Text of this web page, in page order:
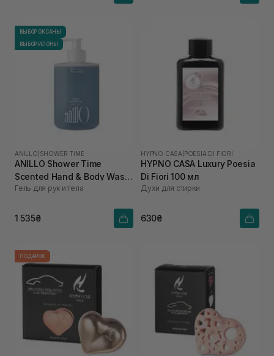
ВЫБОР ОКСАНЫ
ВЫБОР ИЛОНЫ
ANILLO SHOWER TIME
ANILLO Shower Time
Scented Hand & Body Wash
450 мл
Гель для рук и тела
1 535₴
HYPNO CASA POESIA DI FIORI
HYPNO CASA Luxury Poesia
Di Fiori 100 мл
Духи для стирки
630₴
ПОДАРОК